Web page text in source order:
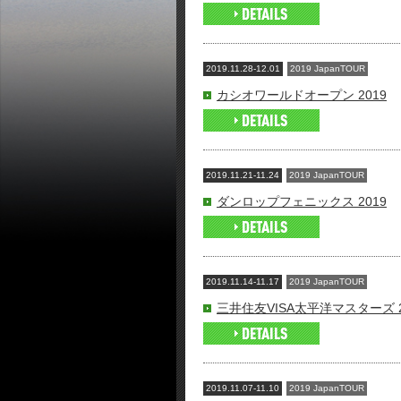
2019.11.28-12.01 2019 JapanTOUR
カシオワールドオープン 2019
2019.11.21-11.24 2019 JapanTOUR
ダンロップフェニックス 2019
2019.11.14-11.17 2019 JapanTOUR
三井住友VISA太平洋マスターズ
2019.11.07-11.10 2019 JapanTOUR